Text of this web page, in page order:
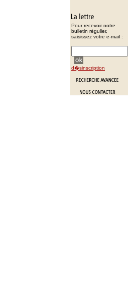
Pour recevoir notre
bulletin régulier,
saisissez votre e-mail :
d�sinscription